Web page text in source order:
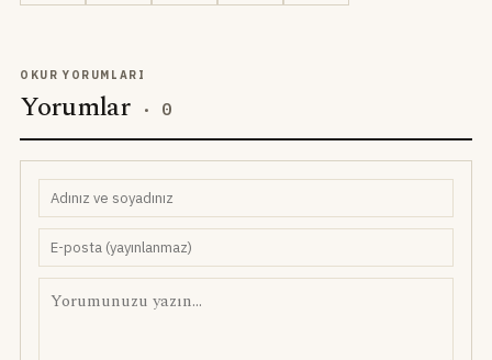
OKUR YORUMLARI
Yorumlar · 0